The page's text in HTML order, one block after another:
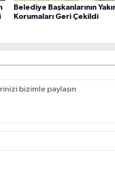
Belediye Başkanlarının
Korumaları Geri Çekildi